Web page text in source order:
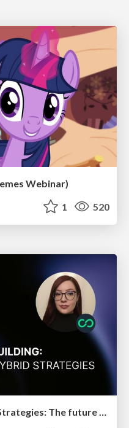
Webinar)
1 520
Impact Scores and Hybrid Strategies: The future of link building